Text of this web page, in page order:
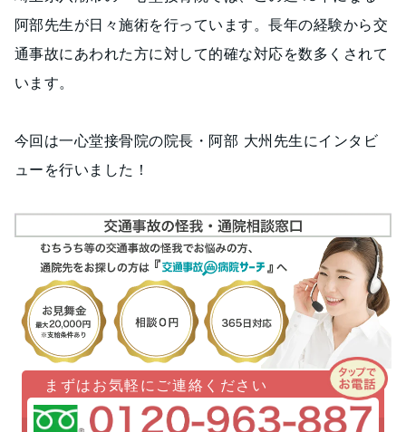
阿部先生が日々施術を行っています。長年の経験から交
通事故にあわれた方に対して的確な対応を数多くされて
います。
今回は一心堂接骨院の院長・阿部 大州先生にインタビ
ューを行いました！
まずはお気軽にご連絡ください